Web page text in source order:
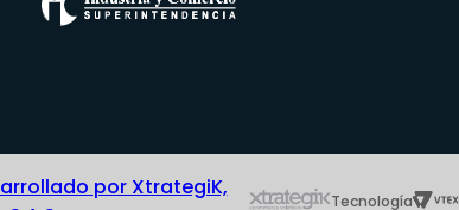
por XtrategiK,
Tecnología